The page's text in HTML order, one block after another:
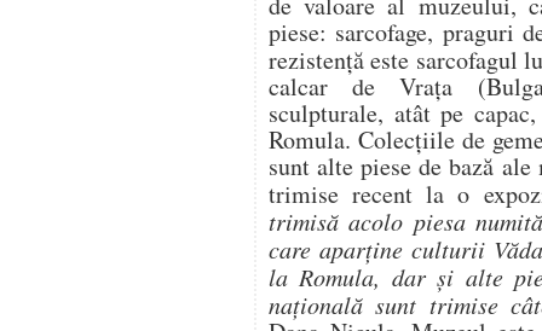
piese: sarcofage, praguri
rezistenţă este sarcofagul
calcar de Vraţa
sculpturale, atât pe
Romula. Colecțiile de
sunt alte piese de bază
trimise recent la o
trimisă acolo piesa
care aparține culturii
la Romula, dar și alte
națională sunt trimise